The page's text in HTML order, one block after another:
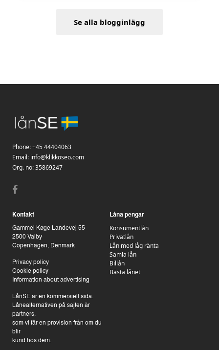
Se alla blogginlägg
Phone:+45 44404063
Email: info@klikkoseo.com
Org. no: 35869247
Kontakt
Gammel Køge Landevej 55
2500 Valby
Copenhagen, Denmark
Privacy policy
Cookie policy
Information about advertising
LånSE är en kommersiell sida.
Lånealternativen på sajten är
partners,
som vi får en provision från om du
blir
kund hos dem.
Låna pengar
Konsumentlån
Privatlån
Lån med låg ränta
Samla lån
Billån
Bästa lånet